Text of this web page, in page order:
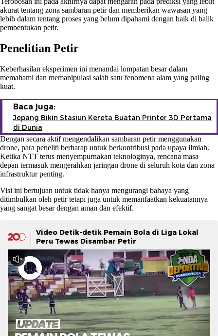
akurat tentang zona sambaran petir dan memberikan wawasan yang
lebih dalam tentang proses yang belum dipahami dengan baik di balik
pembentukan petir.
Penelitian Petir
Keberhasilan eksperimen ini menandai lompatan besar dalam
memahami dan memanipulasi salah satu fenomena alam yang paling
kuat.
Baca juga:
Jepang Bikin Stasiun Kereta Buatan Printer 3D Pertama
di Dunia
Dengan secara aktif mengendalikan sambaran petir menggunakan
drone, para peneliti berharap untuk berkontribusi pada upaya ilmiah.
Ketika NTT terus menyempurnakan teknologinya, rencana masa
depan termasuk mengerahkan jaringan drone di seluruh kota dan zona
infrastruktur penting.
Visi ini bertujuan untuk tidak hanya mengurangi bahaya yang
ditimbulkan oleh petir tetapi juga untuk memanfaatkan kekuatannya
yang sangat besar dengan aman dan efektif.
Video Detik-detik Pemain Bola di Liga Lokal
Peru Tewas Disambar Petir